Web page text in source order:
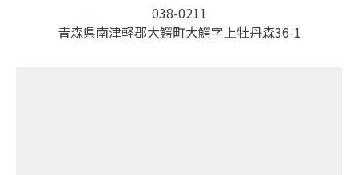
038-0211
青森県南津軽郡大鰐町大鰐字上牡丹森36-1